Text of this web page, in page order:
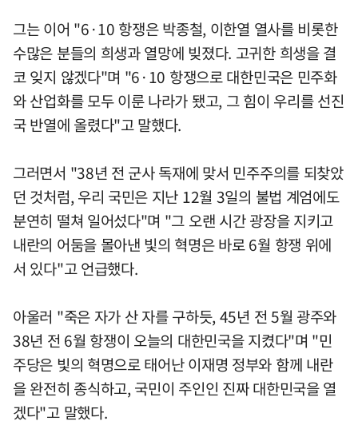
그는 이어 "6·10 항쟁은 박종철, 이한열 열사를 비롯한
수많은 분들의 희생과 열망에 빚졌다. 고귀한 희생을 결
코 잊지 않겠다"며 "6·10 항쟁으로 대한민국은 민주화
와 산업화를 모두 이룬 나라가 됐고, 그 힘이 우리를 선진
국 반열에 올렸다"고 말했다.
그러면서 "38년 전 군사 독재에 맞서 민주주의를 되찾았
던 것처럼, 우리 국민은 지난 12월 3일의 불법 계엄에도
분연히 떨쳐 일어섰다"며 "그 오랜 시간 광장을 지키고
내란의 어둠을 몰아낸 빛의 혁명은 바로 6월 항쟁 위에
서 있다"고 언급했다.
아울러 "죽은 자가 산 자를 구하듯, 45년 전 5월 광주와
38년 전 6월 항쟁이 오늘의 대한민국을 지켰다"며 "민
주당은 빛의 혁명으로 태어난 이재명 정부와 함께 내란
을 완전히 종식하고, 국민이 주인인 진짜 대한민국을 열
겠다"고 말했다.